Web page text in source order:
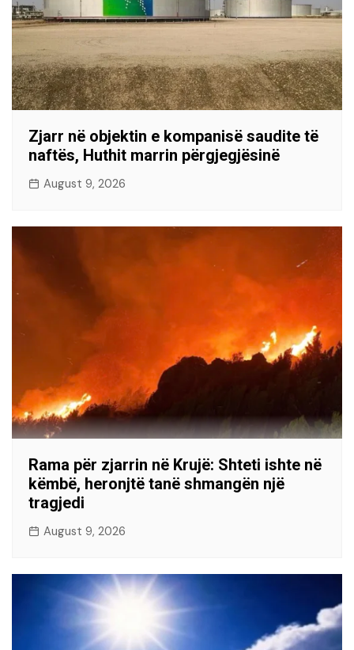
Zjarr në objektin e kompanisë saudite të
naftës, Huthit marrin përgjegjësinë
August 9, 2026
Rama për zjarrin në Krujë: Shteti ishte në
këmbë, heronjtë tanë shmangën një
tragjedi
August 9, 2026